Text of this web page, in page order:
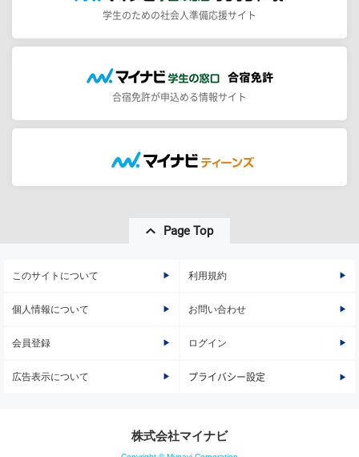
学生のための社会人準備応援サイト
合宿免許が申込める情報サイト
Page Top
このサイトについて 利用規約
個人情報について お問い合わせ
会員登録 ログイン
広告表示について プライバシー設定
株式会社マイナビ